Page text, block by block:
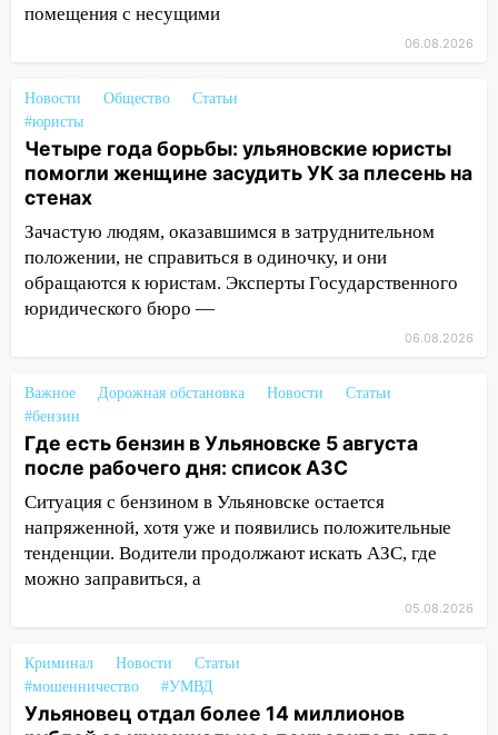
14:40 Житель Димитровграда поверил в
«посылку от дочери» и лишился более 3
14:30
Застолье закончилось кражей:
ульяновец перевёл себе деньги с карты
знакомого
14:01
поймали 48 пьяных водителей
13:54 Хотел «подарить жене машину»,
но едва не отдал мошенникам 530
тысяч рублей
курьеру мошенников
13:16 На Московском шоссе Opel не
уступил дорогу и столкнулся с Kia:
водитель госпитализирован
13:01 В Засвияжье Skoda сбила
женщину на пешеходном переходе
12:40 В Новой Малыкле Mitsubishi сбил
велосипедиста на перекрёстке
помещения с несущими
06.08.2026
Новости Общество
Статьи
#юристы
Четыре года борьбы: ульяновские юристы
помогли женщине засудить УК за плесень на
стенах
Зачастую людям, оказавшимся в затруднительном
положении, не справиться в одиночку, и они
обращаются к юристам. Эксперты Государственного
юридического бюро —
06.08.2026
Важное Дорожная обстановка Новости
Статьи
#бензин
Где есть бензин в Ульяновске 5 августа
после рабочего дня: список АЗС
Ситуация с бензином в Ульяновске остается
напряженной, хотя уже и появились положительные
тенденции. Водители продолжают искать АЗС, где
можно заправиться, а
05.08.2026
Криминал Новости
Статьи
#мошенничество
#УМВД
Ульяновец отдал более 14 миллионов